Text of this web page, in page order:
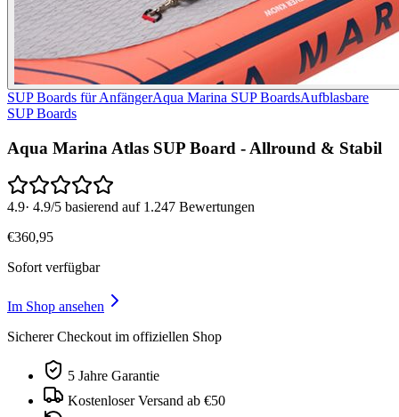
SUP Boards für AnfängerAqua Marina SUP BoardsAufblasbare
SUP Boards
Aqua Marina Atlas SUP Board - Allround & Stabil
4.9· 4.9/5 basierend auf 1.247 Bewertungen
€360,95
Sofort verfügbar
Im Shop ansehen
Sicherer Checkout im offiziellen Shop
5 Jahre Garantie
Kostenloser Versand ab €50